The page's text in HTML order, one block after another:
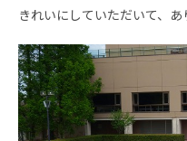
きれいにしていただいて、あ